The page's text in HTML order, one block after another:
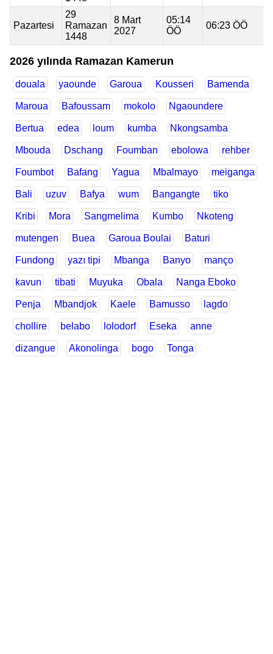
Pazartesi
29
Ramazan
1448
8 Mart
2027
05:14
ÖÖ
06:23 ÖÖ
2026 yılında Ramazan Kamerun
douala yaounde Garoua Kousseri Bamenda
Maroua Bafoussam mokolo Ngaoundere
Bertua edea loum kumba Nkongsamba
Mbouda Dschang Foumban ebolowa rehber
Foumbot Bafang Yagua Mbalmayo meiganga
Bali uzuv Bafya wum Bangangte tiko
Kribi Mora Sangmelima Kumbo Nkoteng
mutengen Buea Garoua Boulai Baturi
Fundong yazı tipi Mbanga Banyo manço
kavun tibati Muyuka Obala Nanga Eboko
Penja Mbandjok Kaele Bamusso lagdo
chollire belabo lolodorf Eseka anne
dizangue Akonolinga bogo Tonga